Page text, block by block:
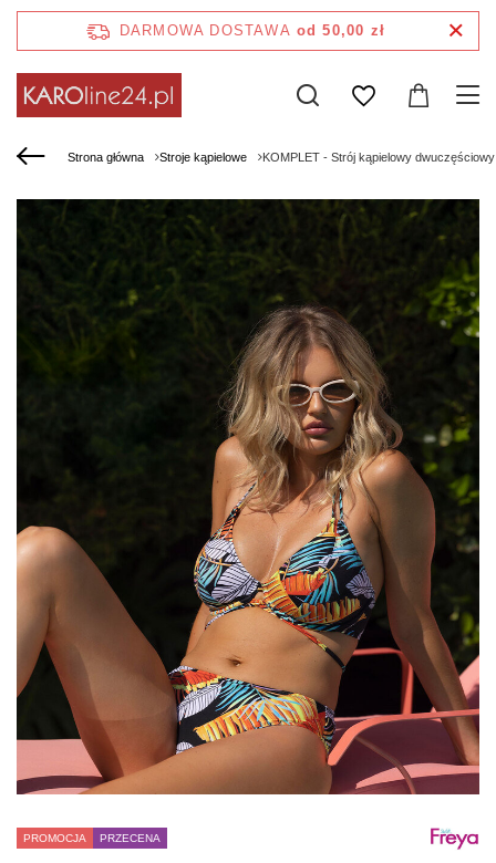
DARMOWA DOSTAWA od 50,00 zł
Strona główna Stroje kąpielowe KOMPLET - Strój kąpielowy
PROMOCJA PRZECENA